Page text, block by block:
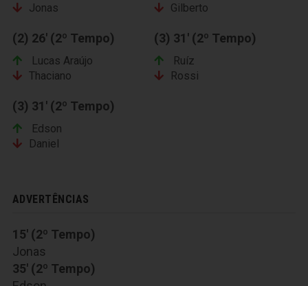
Jonas
Gilberto
(2) 26' (2º Tempo)
Lucas Araújo
Thaciano
(3) 31' (2º Tempo)
Ruíz
Rossi
(3) 31' (2º Tempo)
Edson
Daniel
ADVERTÊNCIAS
15' (2º Tempo)
Jonas
35' (2º Tempo)